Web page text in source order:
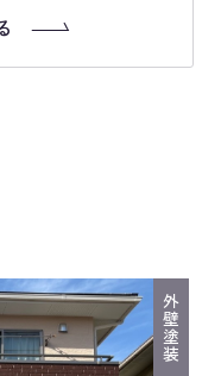
ョールームにお越
下さりご契約頂き
ムーズに作業を進
いただきありがと
外
壁
塗
装